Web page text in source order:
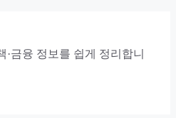
·금융 정보를 쉽게 정리합니